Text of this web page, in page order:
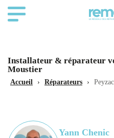
Installateur & réparateur
Moustier
Accueil › Réparateurs ›
Yann Chenic